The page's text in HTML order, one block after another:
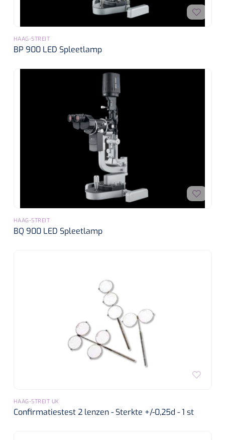
HAAG-STREIT
BP 900 LED Spleetlamp
HAAG-STREIT
BQ 900 LED Spleetlamp
HAAG-STREIT UK
Confirmatiestest 2 lenzen - Sterkte +/-0,25d - 1 st